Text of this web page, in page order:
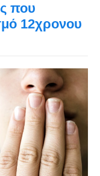
που
12χρονου